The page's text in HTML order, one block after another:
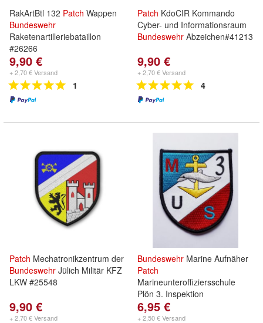
RakArtBtl 132 Patch Wappen
Bundeswehr
Raketenartilleriebataillon
#26266
9,90 €
+ 2,70 € Versand
1
Patch KdoCIR Kommando
Cyber- und Informationsraum
Bundeswehr Abzeichen#41213
9,90 €
+ 2,70 € Versand
4
Patch Mechatronikzentrum der
Bundeswehr Jülich Militär KFZ
LKW #25548
9,90 €
+ 2,70 € Versand
Bundeswehr Marine Aufnäher
Patch
Marineunteroffiziersschule
Plön 3. Inspektion
6,95 €
+ 2,50 € Versand